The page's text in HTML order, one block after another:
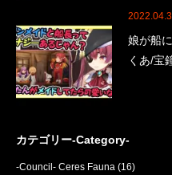
娘が船
くあ/宝
カテゴリー-Category-
-Council- Ceres Fauna (16)